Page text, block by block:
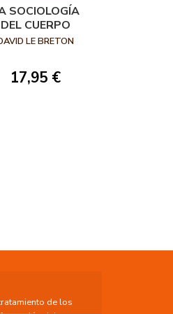
SOCIOLOGÍA
DEL CUERPO
LE BRETON
17,95 €
de los